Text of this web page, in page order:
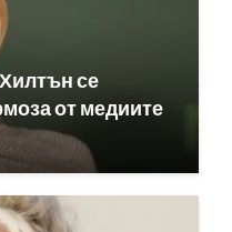
се
от медиите